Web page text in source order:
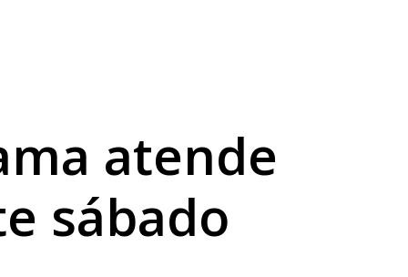
atende
sábado